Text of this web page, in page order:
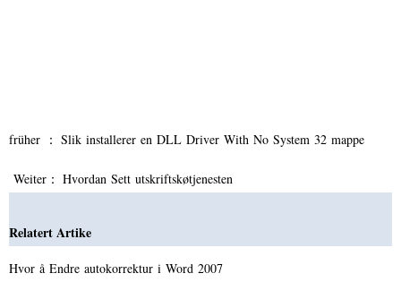
früher ： Slik installerer en DLL Driver With No System 32 mappe
Weiter： Hvordan Sett utskriftskøtjenesten
Relatert Artike
Hvor å Endre autokorrektur i Word 2007